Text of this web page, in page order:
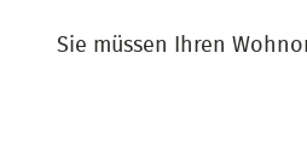
Sie müssen Ihren